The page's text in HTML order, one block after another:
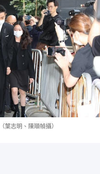
葉志明、陳順幀攝）